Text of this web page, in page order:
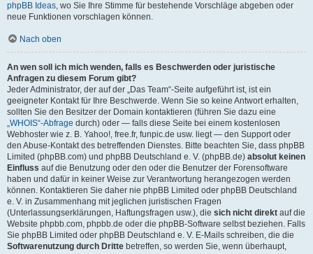
phpBB Ideas, wo Sie Ihre Stimme für bestehende Vorschläge abgeben oder
neue Funktionen vorschlagen können.
Nach oben
An wen soll ich mich wenden, falls es Beschwerden oder juristische
Anfragen zu diesem Forum gibt?
Jeder Administrator, der auf der „Das Team“-Seite aufgeführt ist, ist ein
geeigneter Kontakt für Ihre Beschwerde. Wenn Sie so keine Antwort erhalten,
sollten Sie den Besitzer der Domain kontaktieren (führen Sie dazu eine
„WHOIS“-Abfrage durch) oder — falls diese Seite bei einem kostenlosen
Webhoster wie z. B. Yahoo!, free.fr, funpic.de usw. liegt — den Support oder
den Abuse-Kontakt des betreffenden Dienstes. Bitte beachten Sie, dass phpBB
Limited (phpBB.com) und phpBB Deutschland e. V. (phpBB.de) absolut keinen
Einfluss auf die Benutzung oder den oder die Benutzer der Forensoftware
haben und dafür in keiner Weise zur Verantwortung herangezogen werden
können. Kontaktieren Sie daher nie phpBB Limited oder phpBB Deutschland
e. V. in Zusammenhang mit jeglichen juristischen Fragen
(Unterlassungserklärungen, Haftungsfragen usw.), die sich nicht direkt auf die
Website phpbb.com, phpbb.de oder die phpBB-Software selbst beziehen. Falls
Sie phpBB Limited oder phpBB Deutschland e. V. E-Mails schreiben, die die
Softwarenutzung durch Dritte betreffen, so werden Sie, wenn überhaupt,